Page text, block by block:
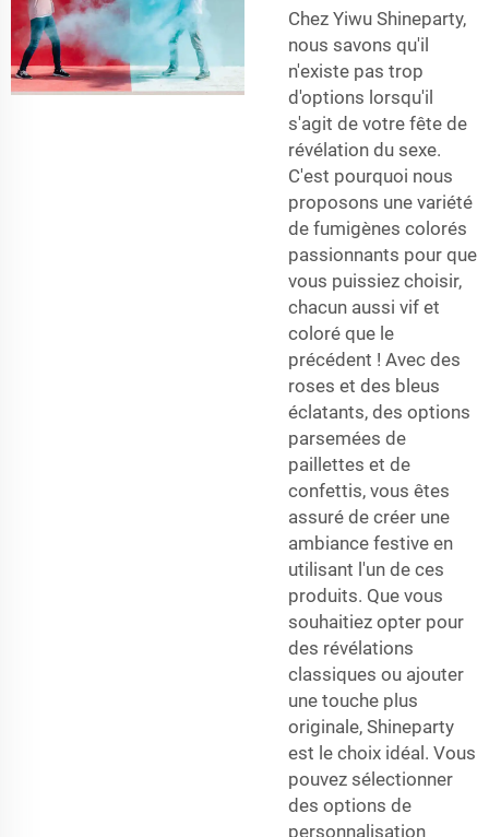
Chez Yiwu Shineparty,
nous savons qu'il
n'existe pas trop
d'options lorsqu'il
s'agit de votre fête de
révélation du sexe.
C'est pourquoi nous
proposons une variété
de fumigènes colorés
passionnants pour que
vous puissiez choisir,
chacun aussi vif et
coloré que le
précédent ! Avec des
roses et des bleus
éclatants, des options
parsemées de
paillettes et de
confettis, vous êtes
assuré de créer une
ambiance festive en
utilisant l'un de ces
produits. Que vous
souhaitiez opter pour
des révélations
classiques ou ajouter
une touche plus
originale, Shineparty
est le choix idéal. Vous
pouvez sélectionner
des options de
personnalisation